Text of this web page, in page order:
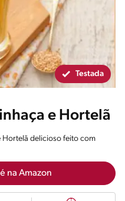
Testada
e Hortelã
Hortelã delicioso feito com
na Amazon